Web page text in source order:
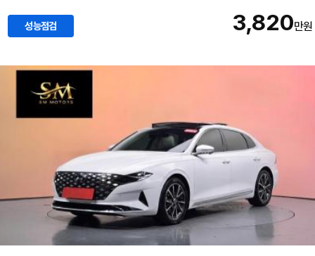
성능점검 3,820만원